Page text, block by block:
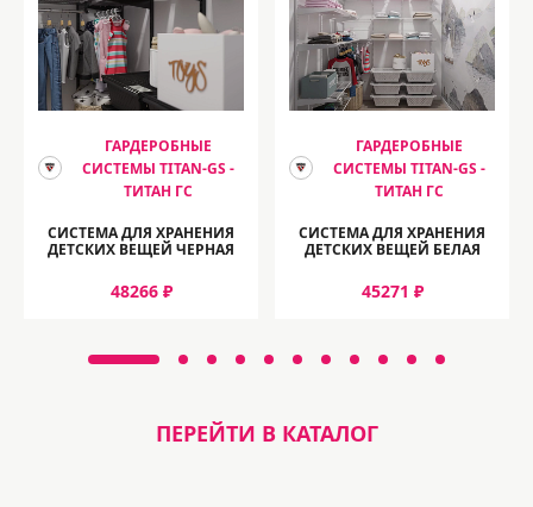
ГАРДЕРОБНЫЕ
СИСТЕМЫ TITAN-GS -
ТИТАН ГС
СИСТЕМА ДЛЯ ХРАНЕНИЯ
ДЕТСКИХ ВЕЩЕЙ ЧЕРНАЯ
48266 ₽
ГАРДЕРОБНЫЕ
СИСТЕМЫ TITAN-GS -
ТИТАН ГС
СИСТЕМА ДЛЯ ХРАНЕНИЯ
ДЕТСКИХ ВЕЩЕЙ БЕЛАЯ
45271 ₽
ПЕРЕЙТИ В КАТАЛОГ